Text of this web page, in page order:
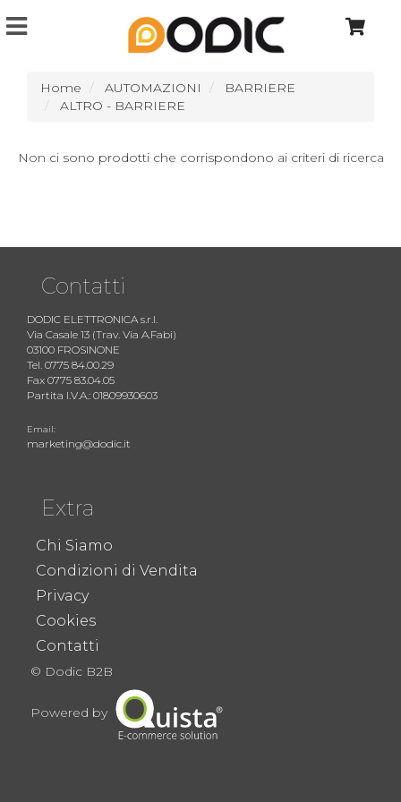
Home AUTOMAZIONI
BARRIERE
ALTRO - BARRIERE
Non ci sono prodotti che corrispondono ai criteri di ricerca
Contatti
DODIC ELETTRONICA s.r.l.
Via Casale 13 (Trav. Via A.Fabi)
03100 FROSINONE
Tel. 0775 84.00.29
Fax 0775 83.04.05
Partita I.V.A.: 01809930603
Email:
marketing@dodic.it
Extra
Chi Siamo
Condizioni di Vendita
Privacy
Cookies
Contatti
© Dodic B2B
Powered by